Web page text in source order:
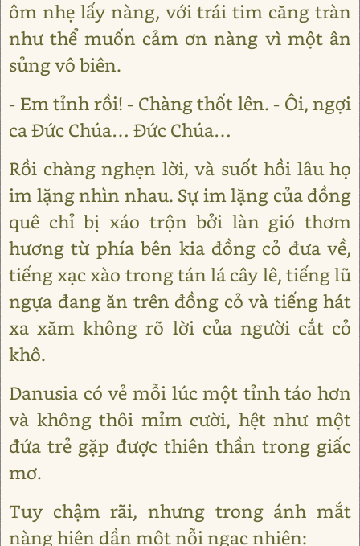
ôm nhẹ lấy nàng, với trái tim căng tràn
như thể muốn cảm ơn nàng vì một ân
sủng vô biên.
- Em tỉnh rồi! - Chàng thốt lên. - Ôi, ngợi
ca Đức Chúa… Đức Chúa…
Rồi chàng nghẹn lời, và suốt hồi lâu họ
im lặng nhìn nhau. Sự im lặng của đồng
quê chỉ bị xáo trộn bởi làn gió thơm
hương từ phía bên kia đồng cỏ đưa về,
tiếng xạc xào trong tán lá cây lê, tiếng lũ
ngựa đang ăn trên đồng cỏ và tiếng hát
xa xăm không rõ lời của người cắt cỏ
khô.
Danusia có vẻ mỗi lúc một tỉnh táo hơn
và không thôi mỉm cười, hệt như một
đứa trẻ gặp được thiên thần trong giấc
mơ.
Tuy chậm rãi, nhưng trong ánh mắt
nàng hiện dần một nỗi ngạc nhiên: